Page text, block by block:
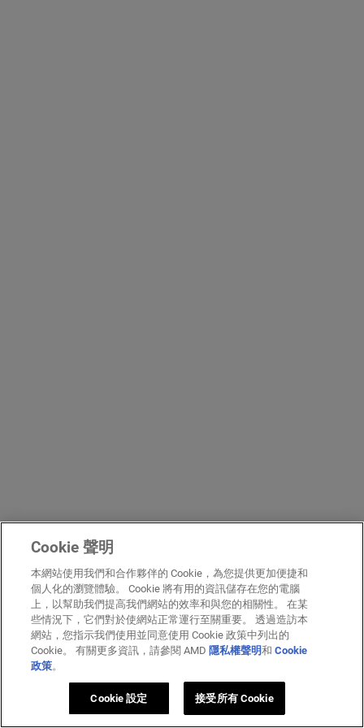
Cookie 聲明
本網站使用我們和合作夥伴的 Cookie，為您提供更加便捷和
個人化的瀏覽體驗。 Cookie 將有用的資訊儲存在您的電腦
上，以幫助我們提高我們網站的效率和與您的相關性。 在某
些情況下，它們對於使網站正常運行至關重要。 透過造訪本
網站，您指示我們使用並同意使用 Cookie 政策中列出的
Cookie。 有關更多資訊，請參閱 AMD 隱私權聲明和Cookie
政策。
Cookie 設定 接受所有 Cookie